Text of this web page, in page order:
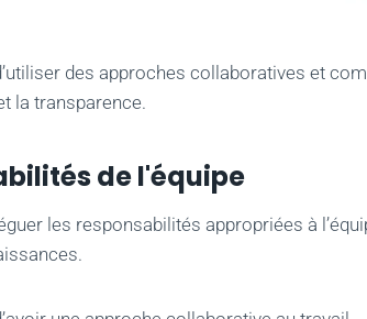
des approches collaboratives et
la transparence.
de l'équipe
les responsabilités appropriées à